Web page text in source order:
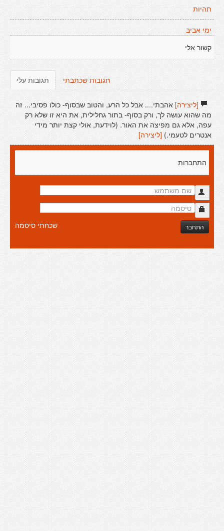
תהיות
ימי אביב
קשור אלי
תגובות עלי תגובות שכתבתי
[ליצירה]אהבתי.... אבל כל הרע, והטוב שבסוף- כולו פסיבי... זה
מה שהוא עושה לך, ורק בסוף- בתור גחלילית, את היא זו שלא רק
עפה, אלא גם מפיצה את האור. (לוידעת, אולי קצת יותר מידי
אנטרים לטעמי.)[ליצירה]
התחברות
התחבר שכחתי סיסמה